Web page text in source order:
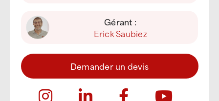
Gérant :
Erick Saubiez
Demander un devis